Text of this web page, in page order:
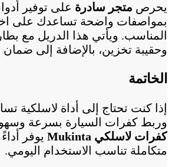
يحرص متجر سادرة على توفير
بمواصفات واضحة تساعدك على
المناسب. ويأتي هذا الدريل مع
وحقيبة تخزين، بالإضافة إلى
الخاتمة
إذا كنت تحتاج إلى أداة لاسلكية
وربط كفرات السيارة بسرعة
كفرات لاسلكي Mukinta
يوفر
متكاملة تناسب الاستخدام اليومي.